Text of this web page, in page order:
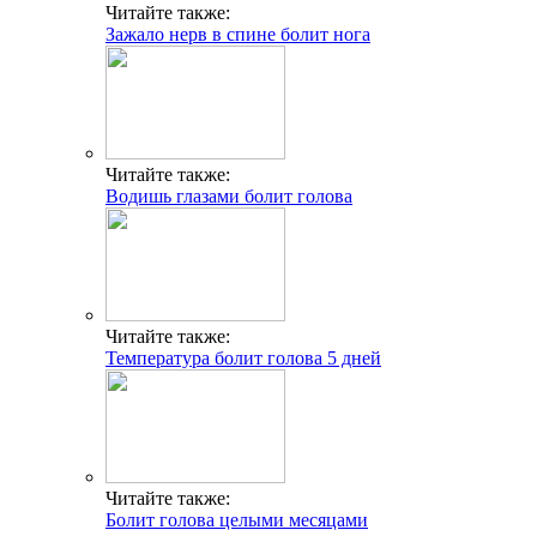
Читайте также:
Зажало нерв в спине болит нога
Читайте также:
Водишь глазами болит голова
Читайте также:
Температура болит голова 5 дней
Читайте также:
Болит голова целыми месяцами